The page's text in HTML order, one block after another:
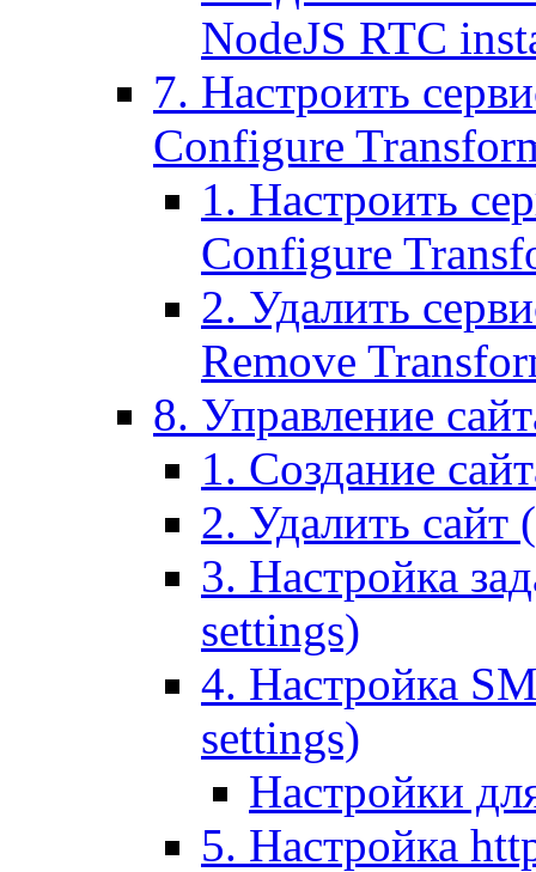
NodeJS RTC
7. Настроить
Configure
1. Настроить
Configure
2. Удалить
Remove
8. Управление
1. Создание
2. Удалить сайт
3. Настройка
settings)
4. Настройка
settings)
Настройки
5. Настройка